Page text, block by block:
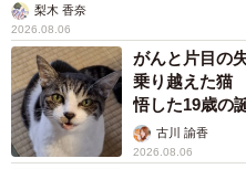
梨木 香奈
2026.08.06
がんと片目の
乗り越えた猫
悟した19歳の
古川 諭香
2026.08.06